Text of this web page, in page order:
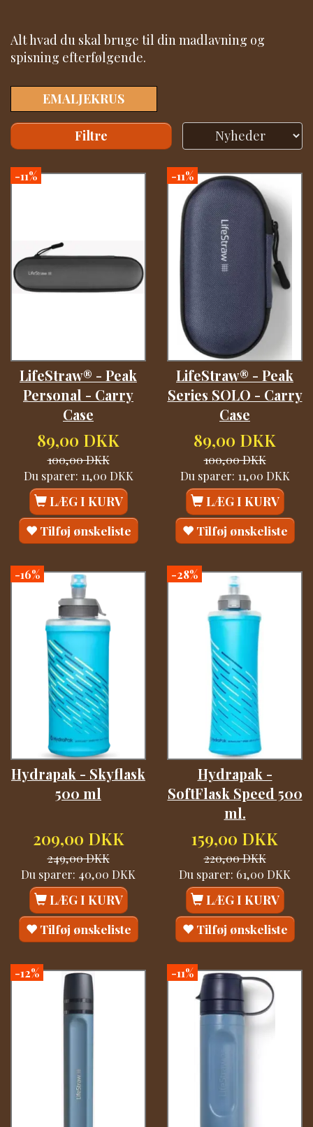
Alt hvad du skal bruge til din madlavning og
spisning efterfølgende.
EMALJEKRUS
Filtre
-11%
LifeStraw® - Peak
Personal - Carry
Case
89,00 DKK
100,00 DKK
Du sparer: 11,00 DKK
LÆG I KURV
Tilføj ønskeliste
-11%
LifeStraw® - Peak
Series SOLO - Carry
Case
89,00 DKK
100,00 DKK
Du sparer: 11,00 DKK
LÆG I KURV
Tilføj ønskeliste
-16%
Hydrapak - Skyflask
500 ml
209,00 DKK
249,00 DKK
Du sparer: 40,00 DKK
LÆG I KURV
Tilføj ønskeliste
-28%
Hydrapak -
SoftFlask Speed 500
ml.
159,00 DKK
220,00 DKK
Du sparer: 61,00 DKK
LÆG I KURV
Tilføj ønskeliste
-12% -11%